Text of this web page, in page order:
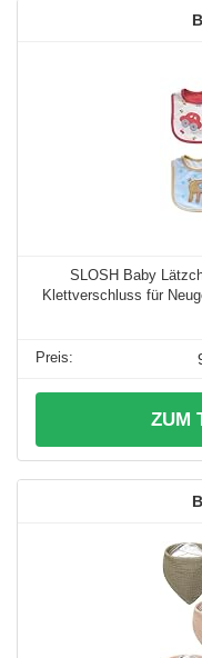
SLOSH Baby
Klettverschluss für
ZUM